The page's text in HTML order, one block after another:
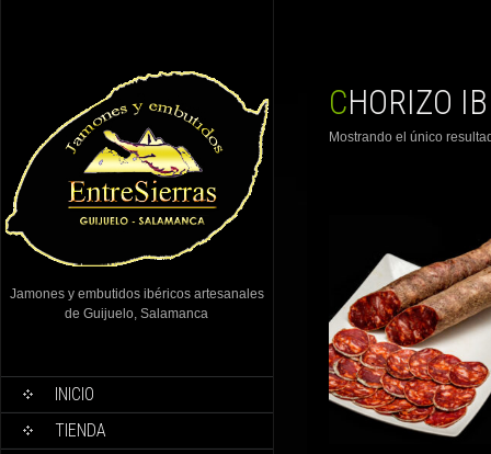
Jamones y embutidos ibéricos artesanales
de Guijuelo, Salamanca
INICIO
TIENDA
CHORIZO
Mostrando el único